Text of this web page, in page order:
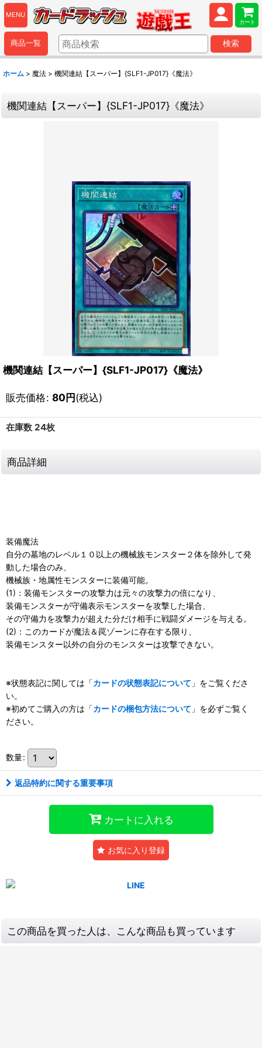
MENU
カート
商品一覧 検索
ホーム > 魔法 > 機関連結【スーパー】{SLF1-JP017}《魔法》
機関連結【スーパー】{SLF1-JP017}《魔法》
機関連結【スーパー】{SLF1-JP017}《魔法》
販売価格: 80円(税込)
在庫数 24枚
商品詳細
装備魔法
自分の墓地のレベル１０以上の機械族モンスター２体を除外して発
動した場合のみ、
機械族・地属性モンスターに装備可能。
(1)：装備モンスターの攻撃力は元々の攻撃力の倍になり、
装備モンスターが守備表示モンスターを攻撃した場合、
その守備力を攻撃力が超えた分だけ相手に戦闘ダメージを与える。
(2)：このカードが魔法＆罠ゾーンに存在する限り、
装備モンスター以外の自分のモンスターは攻撃できない。
※状態表記に関しては「カードの状態表記について 」をご覧くださ
い。
※初めてご購入の方は「カードの梱包方法について 」を必ずご覧く
ださい。
数量:
返品特約に関する重要事項
カートに入れる
お気に入り登録
この商品を買った人は、こんな商品も買っています